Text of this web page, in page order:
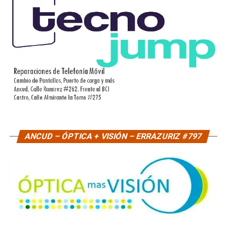
ANCUD – ÓPTICA + VISIÓN – ERRAZURIZ #797